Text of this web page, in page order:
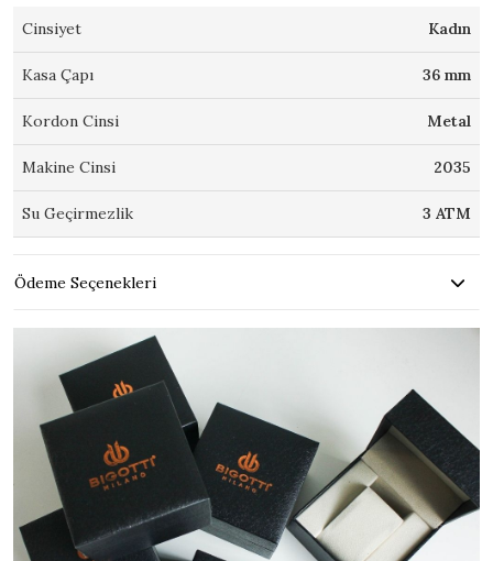
Cinsiyet Kadın
Kasa Çapı 36 mm
Kordon Cinsi Metal
Makine Cinsi 2035
Su Geçirmezlik 3 ATM
Ödeme Seçenekleri